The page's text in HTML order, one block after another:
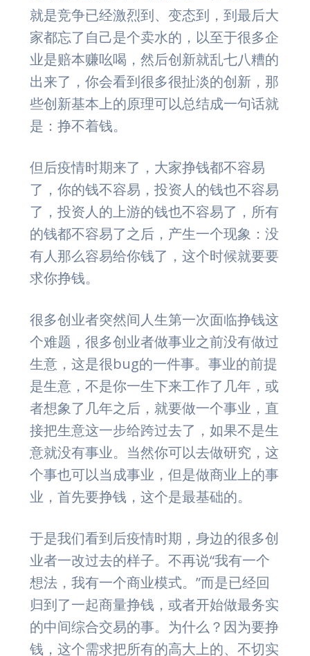
就是竞争已经激烈到、变态到，到最后大
家都忘了自己是个卖水的，以至于很多企
业是赔本赚吆喝，然后创新就乱七八糟的
出来了，你会看到很多很扯淡的创新，那
些创新基本上的原理可以总结成一句话就
是：挣不着钱。
但后疫情时期来了，大家挣钱都不容易
了，你的钱不容易，投资人的钱也不容易
了，投资人的上游的钱也不容易了，所有
的钱都不容易了之后，产生一个现象：没
有人那么容易给你钱了，这个时候就要要
求你挣钱。
很多创业者突然间人生第一次面临挣钱这
个难题，很多创业者做事业之前没有做过
生意，这是很bug的一件事。事业的前提
是生意，不是你一生下来工作了几年，或
者想象了几年之后，就要做一个事业，直
接把生意这一步给跨过去了，如果不是生
意就没有事业。当然你可以去做研究，这
个事也可以当成事业，但是做商业上的事
业，首先要挣钱，这个是最基础的。
于是我们看到后疫情时期，身边的很多创
业者一改过去的样子。不再说“我有一个
想法，我有一个商业模式。”而是已经回
归到了一起商量挣钱，或者开始做最务实
的中间综合交易的事。为什么？因为要挣
钱，这个需求把所有的高大上的、不切实